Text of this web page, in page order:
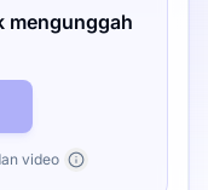
mengunggah
video